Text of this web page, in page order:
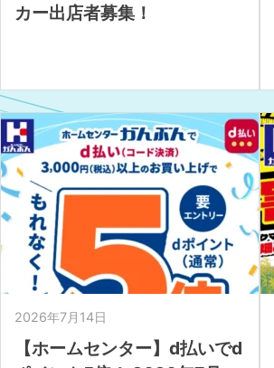
カー出店者募集！
2026年7月14日
【ホームセンター】d払いでd